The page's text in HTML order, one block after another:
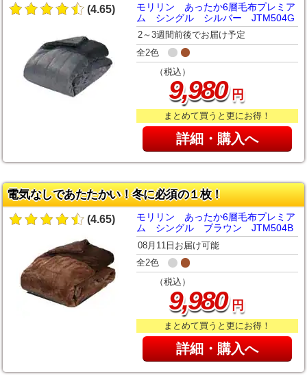
(4.65)
モリリン あったか6層毛布プレミア
ム シングル シルバー JTM504G
2～3週間前後でお届け予定
全2色
（税込）
9,980円
まとめて買うと更にお得！
詳細・購入へ
電気なしであたたかい！冬に必須の１枚！
(4.65)
モリリン あったか6層毛布プレミア
ム シングル ブラウン JTM504B
08月11日お届け可能
全2色
（税込）
9,980円
まとめて買うと更にお得！
詳細・購入へ